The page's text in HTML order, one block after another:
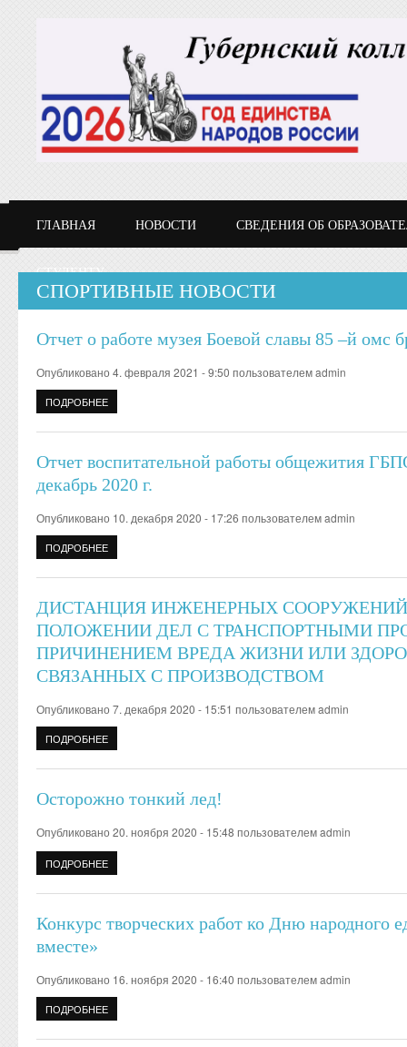
ГЛАВНАЯ НОВОСТИ СВЕДЕНИЯ ОБ
СТУДЕНТУ
СПОРТИВНЫЕ НОВОСТИ
Отчет о работе музея Боевой славы 85 –й омс
Опубликовано 4. февраля 2021 - 9:50 пользователемadmin
ПОДРОБНЕЕ
Отчет воспитательной работы общежития
декабрь 2020 г.
Опубликовано 10. декабря 2020 - 17:26 пользователемadmin
ПОДРОБНЕЕ
ДИСТАНЦИЯ ИНЖЕНЕРНЫХ
ПОЛОЖЕНИИ ДЕЛ С ТРАНСПОРТНЫМИ
ПРИЧИНЕНИЕМ ВРЕДА ЖИЗНИ ИЛИ
СВЯЗАННЫХ С ПРОИЗВОДСТВОМ
Опубликовано 7. декабря 2020 - 15:51 пользователемadmin
ПОДРОБНЕЕ
Осторожно тонкий лед!
Опубликовано 20. ноября 2020 - 15:48 пользователемadmin
ПОДРОБНЕЕ
Конкурс творческих работ ко Дню народного
вместе»
Опубликовано 16. ноября 2020 - 16:40 пользователемadmin
ПОДРОБНЕЕ